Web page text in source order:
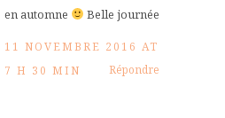
en automne
Belle journée
11 NOVEMBRE 2016 AT
7 H 30 MIN
Répondre